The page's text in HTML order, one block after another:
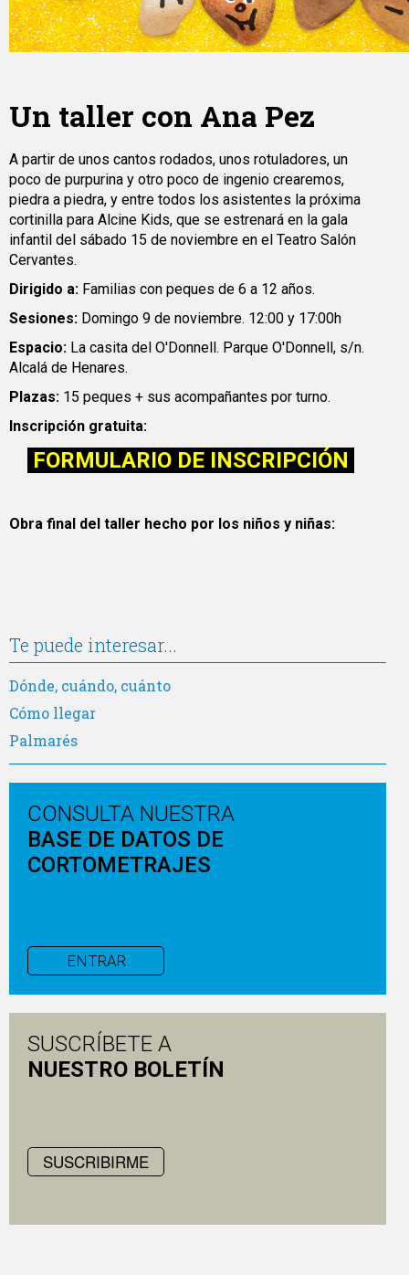
Un taller con Ana Pez
A partir de unos cantos rodados, unos rotuladores, un
poco de purpurina y otro poco de ingenio crearemos,
piedra a piedra, y entre todos los asistentes la próxima
cortinilla para Alcine Kids, que se estrenará en la gala
infantil del sábado 15 de noviembre en el Teatro Salón
Cervantes.
Dirigido a: Familias con peques de 6 a 12 años.
Sesiones: Domingo 9 de noviembre. 12:00 y 17:00h
Espacio: La casita del O'Donnell. Parque O'Donnell, s/n.
Alcalá de Henares.
Plazas: 15 peques + sus acompañantes por turno.
Inscripción gratuita:
FORMULARIO DE INSCRIPCIÓN
Obra final del taller hecho por los niños y niñas:
Te puede interesar...
Dónde, cuándo, cuánto
Cómo llegar
Palmarés
CONSULTA NUESTRA
BASE DE DATOS DE
CORTOMETRAJES
ENTRAR
SUSCRÍBETE A
NUESTRO BOLETÍN
SUSCRIBIRME